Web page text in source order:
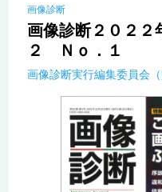
画像診断
画像診断２０２
２ Ｎｏ．１
画像診断実行編集委員会（